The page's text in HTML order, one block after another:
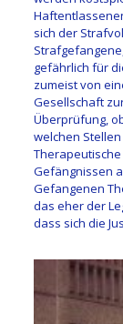
sich der
gefährlich für
zumeist von
Gesellschaft
Überprüfung,
welchen
Gefängnissen
Gefangenen
das eher der
dass sich die